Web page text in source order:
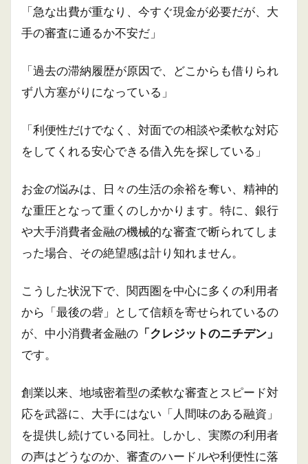
「急な出費が重なり、今すぐ現金が必要だが、大
手の審査に通るか不安だ」
「過去の滞納履歴が原因で、どこからも借りられ
ず八方塞がりになっている」
「利便性だけでなく、対面での相談や柔軟な対応
をしてくれる安心できる借入先を探している」
お金の悩みは、日々の生活の余裕を奪い、精神的
な重圧となって重くのしかかります。特に、銀行
や大手消費者金融の機械的な審査で断られてしま
った場合、その絶望感は計り知れません。
こうした状況下で、関西圏を中心に多くの利用者
から「最後の砦」として信頼を寄せられているの
が、中小消費者金融の 「クレジットのニチデン」
です。
創業以来、地域密着型の柔軟な審査とスピード対
応を武器に、大手にはない「人間味のある融資」
を提供し続けている同社。しかし、実際の利用者
の声はどうなのか、審査のハードルや利便性に落